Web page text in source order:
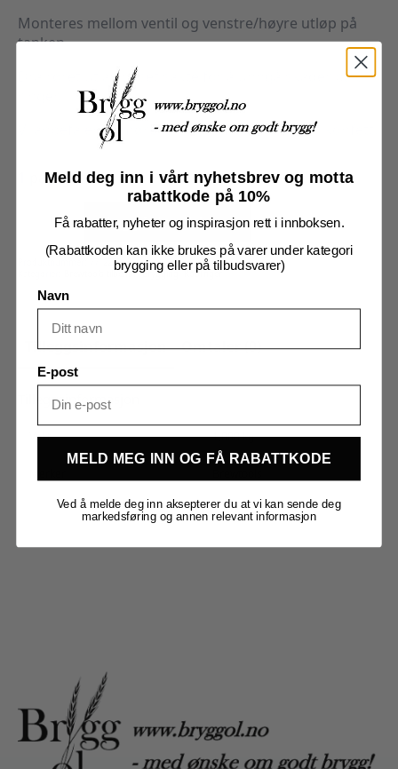
Monteres mellom ventil og venstre/høyre utløp på
tanken.
Dra røret ut av huset sakte for å unngå skader på o-
Vi anbefaler å smøre o-ringer med Haynes silikonfett.
1 på lager
Justerbar, Legg I Handlekurv
7712273
Brewtools tilbehør,Brygging,Koblinger
Tilleggsinformasjon Omtaler (0)
Tilleggsinformasjon
Vekt 1,000 kg
Meld deg inn i vårt nyhetsbrev og motta
rabattkode på 10%
Få rabatter, nyheter og inspirasjon rett i innboksen.
(Rabattkoden kan ikke brukes på varer under kategori
brygging eller på tilbudsvarer)
Navn
E-post
MELD MEG INN OG FÅ RABATTKODE
Ved å melde deg inn aksepterer du at vi kan sende deg
markedsføring og annen relevant informasjon